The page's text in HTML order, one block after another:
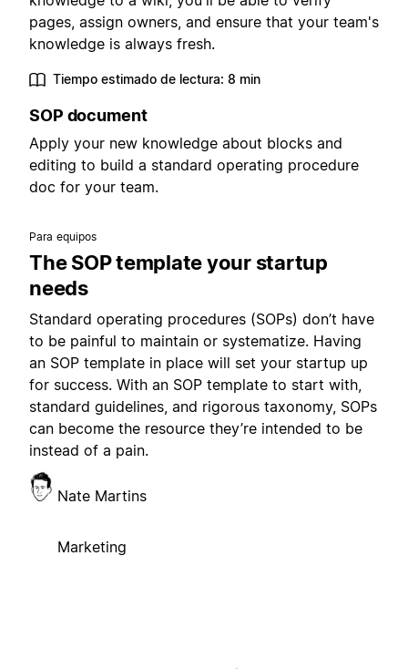
pages, assign owners, and ensure that your team's
knowledge is always fresh.
Tiempo estimado de lectura: 8 min
SOP document
Apply your new knowledge about blocks and
editing to build a standard operating procedure
doc for your team.
Para equipos
The SOP template your startup
needs
Standard operating procedures (SOPs) don’t have
to be painful to maintain or systematize. Having
an SOP template in place will set your startup up
for success. With an SOP template to start with,
standard guidelines, and rigorous taxonomy, SOPs
can become the resource they’re intended to be
instead of a pain.
Nate Martins
Marketing